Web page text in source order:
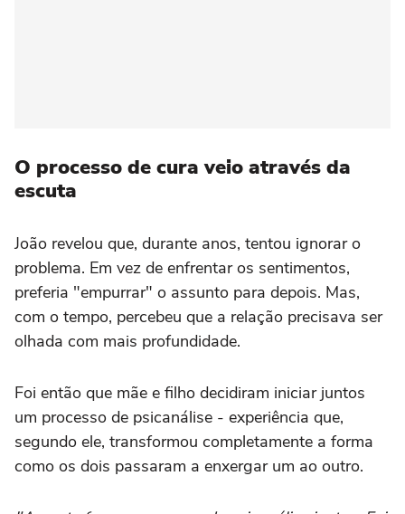
O processo de cura veio através da
escuta
João revelou que, durante anos, tentou ignorar o
problema. Em vez de enfrentar os sentimentos,
preferia "empurrar" o assunto para depois. Mas,
com o tempo, percebeu que a relação precisava ser
olhada com mais profundidade.
Foi então que mãe e filho decidiram iniciar juntos
um processo de psicanálise - experiência que,
segundo ele, transformou completamente a forma
como os dois passaram a enxergar um ao outro.